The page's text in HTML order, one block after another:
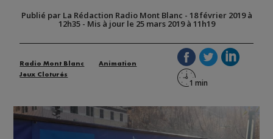
Publié par La Rédaction Radio Mont Blanc - 18 février 2019 à
12h35- Mis à jour le 25 mars 2019 à 11h19
Radio Mont Blanc
Animation
Jeux Cloturés